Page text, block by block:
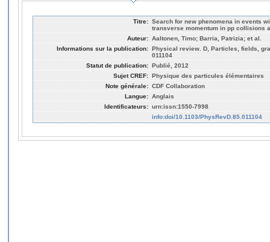
Titre: Search for new phenomena in events
transverse momentum in pp collisions
Auteur: Aaltonen, Timo; Barria, Patrizia; et al.
Informations sur la publication: Physical review. D, Particles, fields,
011104
Statut de publication: Publié, 2012
Sujet CREF: Physique des particules élémentaires
Note générale: CDF Collaboration
Langue: Anglais
Identificateurs: urn:issn:1550-7998
info:doi/10.1103/PhysRevD.85.011104